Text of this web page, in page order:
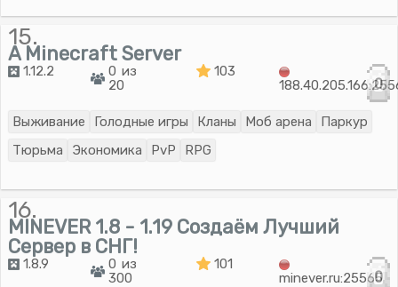
15.
A Minecraft Server
1.12.2
0 из
20
103
0
Выживание Голодные игры Кланы Моб арена
Паркур
Тюрьма
Экономика PvP RPG
16.
MINEVER 1.8 - 1.19 Создаём Лучший
Сервер в СНГ!
1.8.9
0 из
300
101
minever.ru:25565
0